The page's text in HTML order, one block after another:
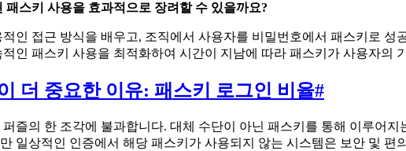
패스키 사용을 효과적으로 장려할 수 있을까요?
인 접근 방식을 배우고, 조직에서 사용자를 비밀번호에서 패스키로
인 패스키 사용을 최적화하여 시간이 지남에 따라 패스키가 사용자의
더 중요한 이유: 패스키 로그인 비율#
즐의 한 조각에 불과합니다. 대체 수단이 아닌 패스키를 통해 이루어지
일상적인 인증에서 해당 패스키가 사용되지 않는 시스템은 보안 및